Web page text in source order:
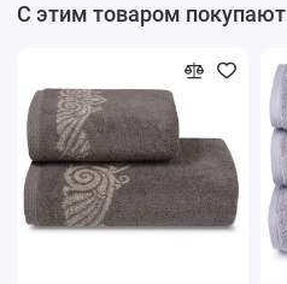
С этим товаром покупают